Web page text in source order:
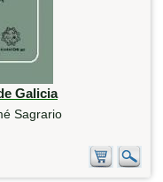
Galicia
Sagrario